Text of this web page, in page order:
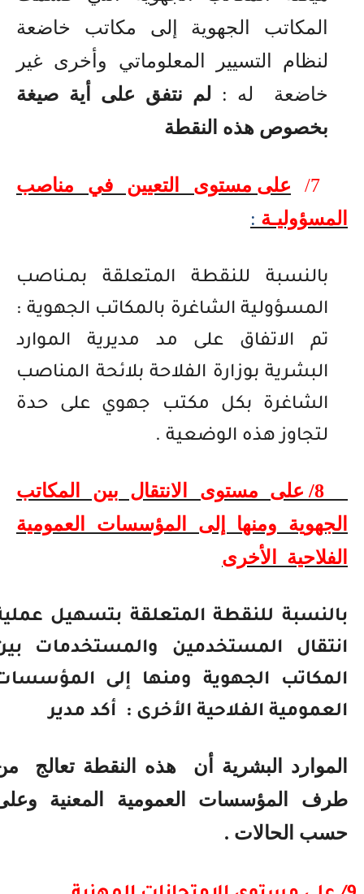
المكاتب الجهوية إلى مكاتب خاضعة
لنظام التسيير المعلوماتي وأخرى غير
خاضعة
له :
لم نتفق على أية صيغة
بخصوص هذه النقطة
7/
على مستوى التعيين في مناصب
المسؤوليـة:
بالنسبة للنقطة المتعلقة بمـناصب
المسؤولية الشاغرة بالمكاتب الجهوية :
تم الاتفاق على مد مديرية الموارد
البشرية بوزارة الفلاحة بلائحة المناصب
الشاغرة بكل مكتب جهوي على حدة
لتجاوز هذه الوضعية .
8/ على مستوى الانتقال بين المكاتب
الجهوية ومنها إلى المؤسسات العمومية
الفلاحية
الأخرى
بالنسبة للنقطة المتعلقة بتسهيل عملية
انتقال المستخدمين والمستخدمات بين
المكاتب الجهوية ومنها إلى المؤسسات
العمومية الفلاحية الأخرى :
أكد مدير
الموارد البشرية أن هذه النقطة تعالج
من
طرف المؤسسات العمومية المعنية وعلى
حسب الحالات .